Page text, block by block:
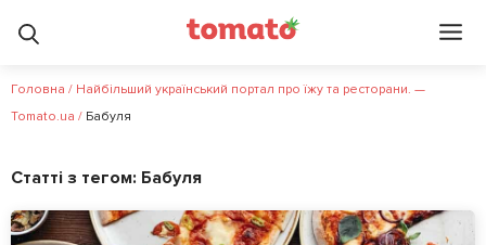
Головна / Найбільший український портал про їжу та ресторани. —
Tomato.ua / Бабуля
Статті з тегом: Бабуля